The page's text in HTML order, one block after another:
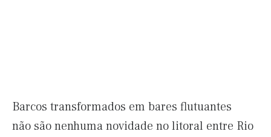
Barcos transformados em bares flutuantes
não são nenhuma novidade no litoral entre Rio